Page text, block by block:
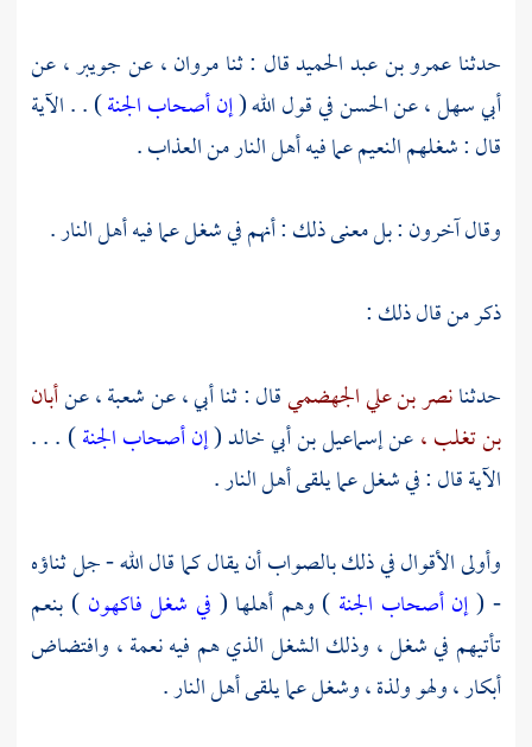
حدثناعمرو بن عبد الحميدقال : ثنامروان ،عنجويبر ،عن
أبي سهل ،عنالحسنفي قول الله (إن أصحاب الجنة) . . الآية
قال : شغلهم النعيم عما فيه أهل النار من العذاب .
وقال آخرون : بل معنى ذلك : أنهم في شغل عما فيه أهل النار .
ذكر من قال ذلك :
حدثنانصر بن علي الجهضميقال : ثنا أبي ، عنشعبة ،عنأبان
بن تغلب ،عنإسماعيل بن أبي خالد(إن أصحاب الجنة) . . .
الآية قال : في شغل عما يلقى أهل النار .
وأولى الأقوال في ذلك بالصواب أن يقال كما قال الله - جل ثناؤه
- (إن أصحاب الجنة ) وهم أهلها ( في شغل فاكهون) بنعم
تأتيهم في شغل ، وذلك الشغل الذي هم فيه نعمة ، وافتضاض
أبكار ، ولهو ولذة ، وشغل عما يلقى أهل النار .